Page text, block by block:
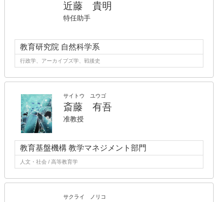
近藤 貴明
特任助手
教育研究院 自然科学系
行政学、アーカイブズ学、戦後史
サイトウ ユウゴ
斎藤 有吾
准教授
教育基盤機構 教学マネジメント部門
人文・社会 / 高等教育学
サクライ ノリコ